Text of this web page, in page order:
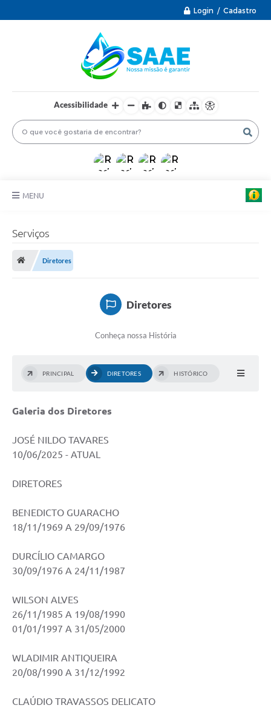
Login / Cadastro
Acessibilidade
MENU
PROTOCOLO ELETRÔNICO
PORTAL TRANSPARÊNCIA
RECADASTRAMENTO
LOTEADOR
Hidrometria
2° VIA CONTAS
Galeria de Fotos
Contratos
Serviços Online
Audiências Públicas
Arquivos para Download
Notícias
Obras
Serviços
Diretores
Diretores
Conheça nossa História
PRINCIPAL DIRETORES HISTÓRICO
Galeria dos Diretores
JOSÉ NILDO TAVARES
10/06/2025 - ATUAL
DIRETORES
BENEDICTO GUARACHO
18/11/1969 A 29/09/1976
DURCÍLIO CAMARGO
30/09/1976 A 24/11/1987
WILSON ALVES
26/11/1985 A 19/08/1990
01/01/1997 A 31/05/2000
WLADIMIR ANTIQUEIRA
20/08/1990 A 31/12/1992
CLAÚDIO TRAVASSOS DELICATO